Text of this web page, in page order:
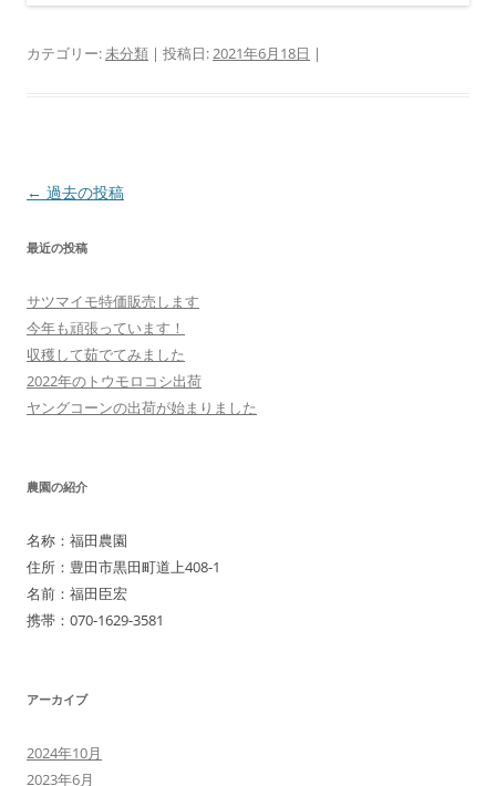
カテゴリー:未分類 | 投稿日:2021年6月18日 |
投
ナ
ゲ
ー
シ
ョ
← 過去の投稿
最近の投稿
サツマイモ特価販売します
今年も頑張っています！
収穫して茹でてみました
2022年のトウモロコシ出荷
ヤングコーンの出荷が始まりました
農園の紹介
名称：福田農園
住所：豊田市黒田町道上408-1
名前：福田臣宏
携帯：070-1629-3581
アーカイブ
2024年10月
2023年6月